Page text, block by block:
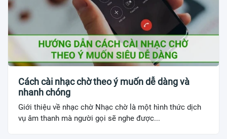
Cách cài nhạc chờ theo ý muốn dễ dàng và
nhanh chóng
Giới thiệu về nhạc chờ Nhạc chờ là một hình thức dịch
vụ âm thanh mà người gọi sẽ nghe được...